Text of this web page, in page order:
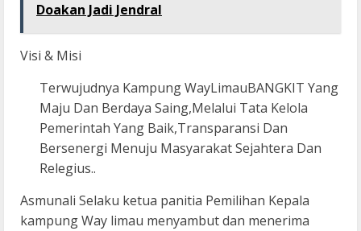
Doakan Jadi Jendral
Visi & Misi
Terwujudnya Kampung WayLimauBANGKIT Yang
Maju Dan Berdaya Saing,Melalui Tata Kelola
Pemerintah Yang Baik,Transparansi Dan
Bersenergi Menuju Masyarakat Sejahtera Dan
Relegius..
Asmunali Selaku ketua panitia Pemilihan Kepala
kampung Way limau menyambut dan menerima